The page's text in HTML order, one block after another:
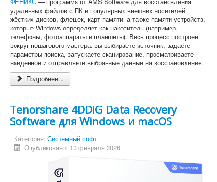
удалённых файлов с ПК и популярных внешних носителей:
жёстких дисков, флешек, карт памяти, а также памяти устройств,
которые Windows определяет как накопитель (например,
телефоны, фотоаппараты и планшеты). Весь процесс построен
вокруг пошагового мастера: вы выбираете источник, задаёте
параметры поиска, запускаете сканирование, просматриваете
найденное и отправляете выбранные данные на восстановление.
Подробнее...
Tenorshare 4DDiG Data Recovery
Software для Windows и macOS
Категория: Системный софт
Опубликовано: 13 февраля 2026